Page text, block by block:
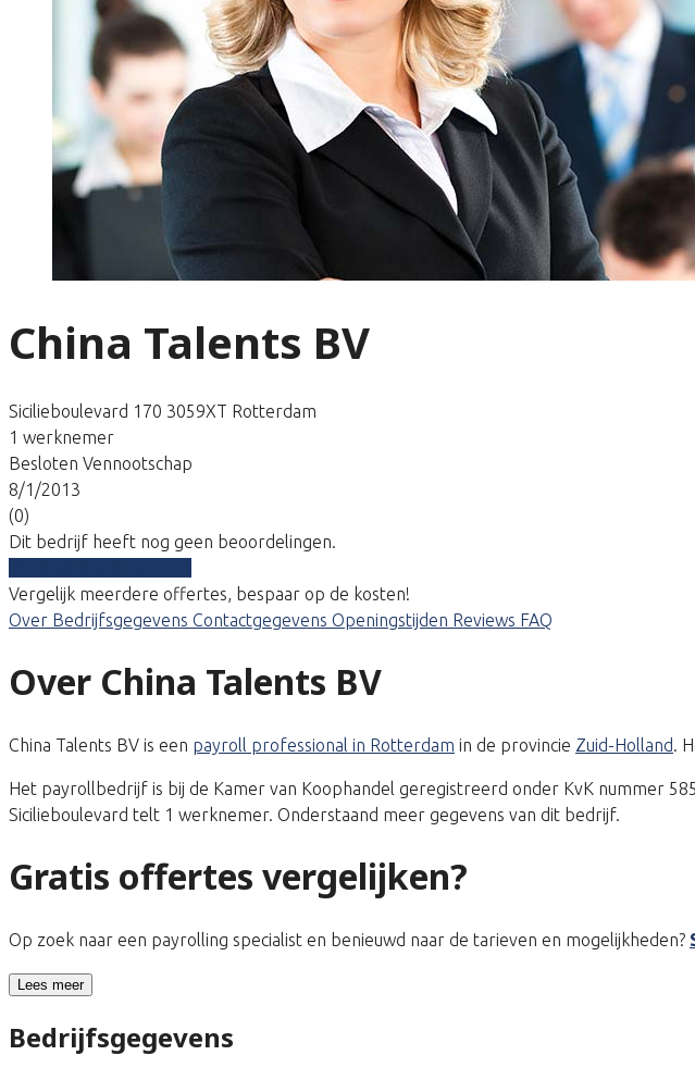
China Talents BV
Sicilieboulevard 170 3059XT Rotterdam
1 werknemer
Besloten Vennootschap
8/1/2013
(0)
Dit bedrijf heeft nog geen beoordelingen.
Vergelijk meerdere offertes, bespaar op de kosten!
Over Bedrijfsgegevens Contactgegevens Openingstijden Reviews FAQ
Over China Talents BV
China Talents BV is een payroll professional in Rotterdam in de provincie Zuid-Holland.
Het payrollbedrijf is bij de Kamer van Koophandel geregistreerd onder KvK nummer
Sicilieboulevard telt 1 werknemer. Onderstaand meer gegevens van dit bedrijf.
Gratis offertes vergelijken?
Op zoek naar een payrolling specialist en benieuwd naar de tarieven en mogelijkheden?
Lees meer
Bedrijfsgegevens